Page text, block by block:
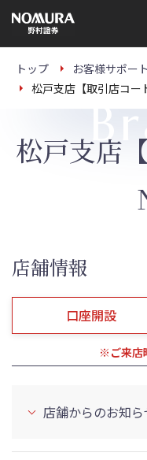
の
ー
トップ お客様サポート
松戸支店【取引店コー
松戸支店
店舗情報
口座開設
※ご来店
店舗からのお知ら